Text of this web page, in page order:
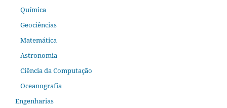
Química
Geociências
Matemática
Astronomia
Ciência da Computação
Oceanografia
Engenharias